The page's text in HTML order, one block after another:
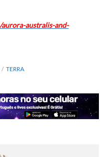
australis-and-
TERRA